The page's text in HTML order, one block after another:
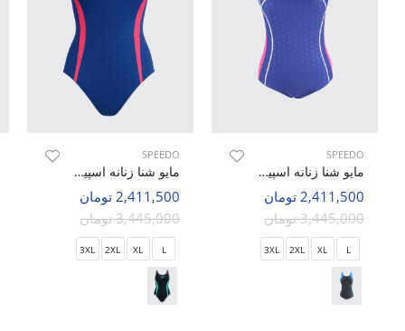
SPEEDO
مایو شنا زنانه اسپیدو Falcon w
2,411,500 تومان
3,445,000 تومان
L
XL
2XL
3XL
SPEEDO
مایو شنا زنانه اسپیدو Brent w
2,411,500 تومان
3,445,000 تومان
L
XL
2XL
3XL